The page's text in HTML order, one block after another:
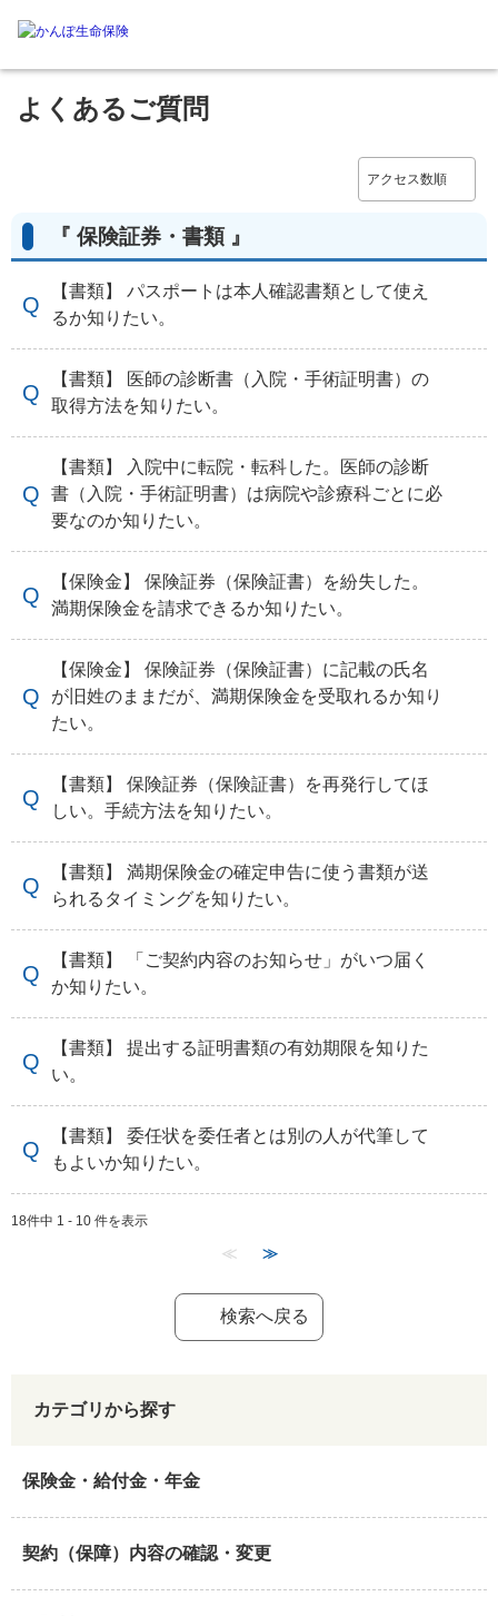
よくあるご質問
『 保険証券・書類 』
【書類】 パスポートは本人確認書類として使え
るか知りたい。
【書類】 医師の診断書（入院・手術証明書）の
取得方法を知りたい。
【書類】 入院中に転院・転科した。医師の診断
書（入院・手術証明書）は病院や診療科ごとに必
要なのか知りたい。
【保険金】 保険証券（保険証書）を紛失した。
満期保険金を請求できるか知りたい。
【保険金】 保険証券（保険証書）に記載の氏名
が旧姓のままだが、満期保険金を受取れるか知り
たい。
【書類】 保険証券（保険証書）を再発行してほ
しい。手続方法を知りたい。
【書類】 満期保険金の確定申告に使う書類が送
られるタイミングを知りたい。
【書類】 「ご契約内容のお知らせ」がいつ届く
か知りたい。
【書類】 提出する証明書類の有効期限を知りた
い。
【書類】 委任状を委任者とは別の人が代筆して
もよいか知りたい。
18件中 1 - 10 件を表示
≪ ≫
検索へ戻る
カテゴリから探す
保険金・給付金・年金
契約（保障）内容の確認・変更